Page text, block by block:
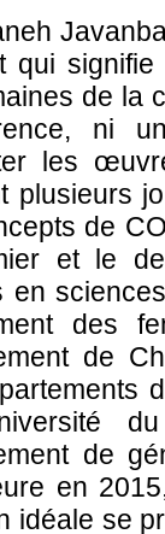
qui
de la
, ni
les
plusieurs
de
et le
en
des
de
de
en
idéale se